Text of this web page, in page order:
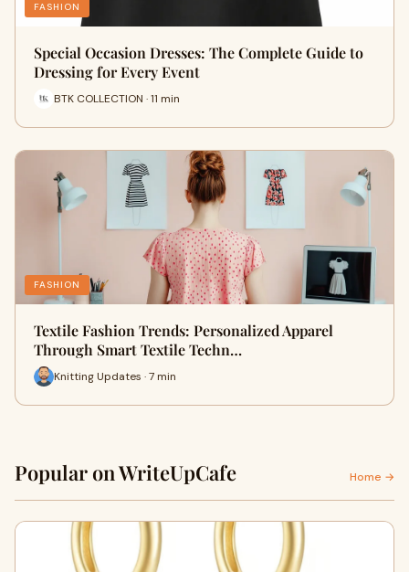
FASHION
Special Occasion Dresses: The Complete Guide to
Dressing for Every Event
BTK COLLECTION · 11 min
FASHION
Textile Fashion Trends: Personalized Apparel
Through Smart Textile Techn…
Knitting Updates · 7 min
Popular on WriteUpCafe Home →